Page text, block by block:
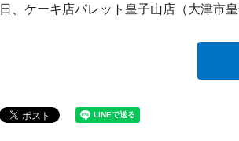
日、ケーキ店パレット皇子山店（大津市